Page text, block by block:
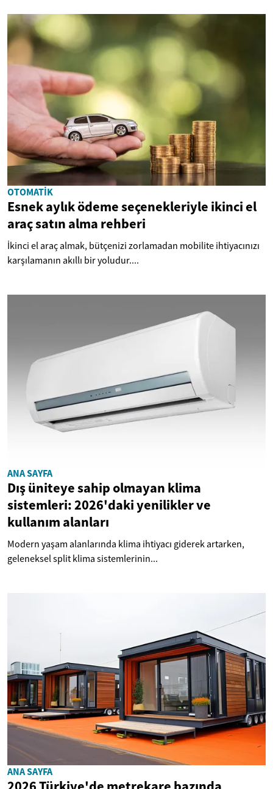
OTOMATIK
Esnek aylık ödeme seçenekleriyle ikinci el
araç satın alma rehberi
İkinci el araç almak, bütçenizi zorlamadan mobilite ihtiyacınızı
karşılamanın akıllı bir yoludur....
ANA SAYFA
Dış üniteye sahip olmayan klima
sistemleri: 2026'daki yenilikler ve
kullanım alanları
Modern yaşam alanlarında klima ihtiyacı giderek artarken,
geleneksel split klima sistemlerinin...
ANA SAYFA